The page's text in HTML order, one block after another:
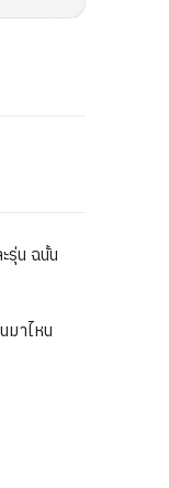
รุ่น ฉนั้น
มาไหน